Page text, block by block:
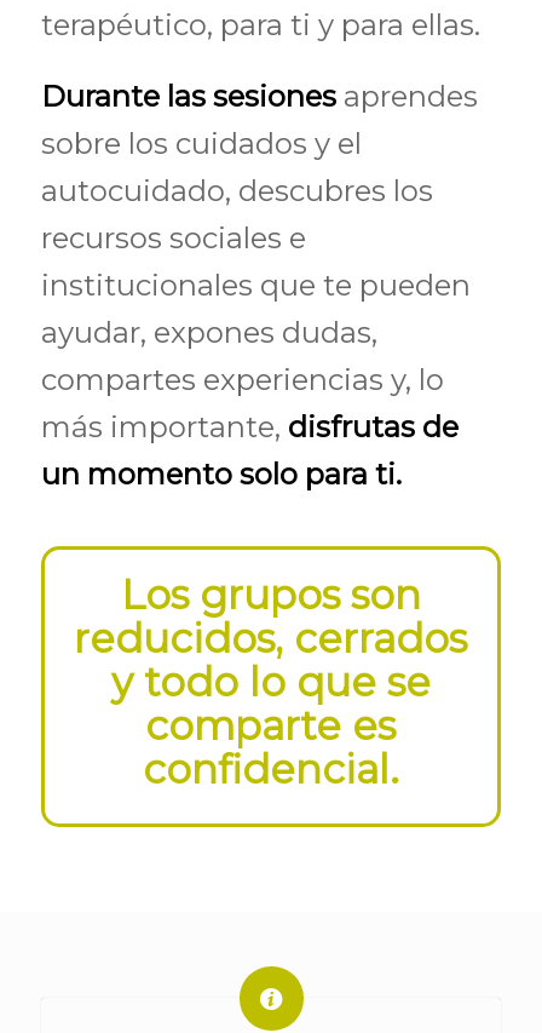
terapéutico, para ti y para ellas.
Durante las sesiones aprendes
sobre los cuidados y el
autocuidado, descubres los
recursos sociales e
institucionales que te pueden
ayudar, expones dudas,
compartes experiencias y, lo
más importante, disfrutas de
un momento solo para ti.
Los grupos son
reducidos, cerrados
y todo lo que se
comparte es
confidencial.